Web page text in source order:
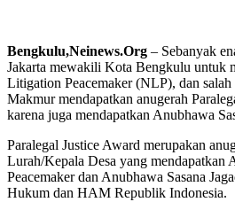
Bengkulu,Neinews.Org – Sebanyak
Jakarta mewakili Kota Bengkulu untuk
Litigation Peacemaker (NLP), dan
Makmur mendapatkan anugerah
karena juga mendapatkan Anubhawa
Paralegal Justice Award merupakan
Lurah/Kepala Desa yang mendapatkan
Peacemaker dan Anubhawa Sasana
Hukum dan HAM Republik Indonesia.